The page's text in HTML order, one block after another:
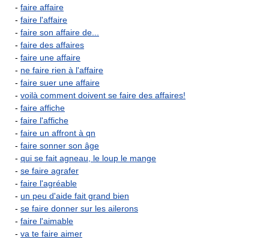
- faire affaire
- faire l'affaire
- faire son affaire de...
- faire des affaires
- faire une affaire
- ne faire rien à l'affaire
- faire suer une affaire
- voilà comment doivent se faire des affaires!
- faire affiche
- faire l'affiche
- faire un affront à qn
- faire sonner son âge
- qui se fait agneau, le loup le mange
- se faire agrafer
- faire l'agréable
- un peu d'aide fait grand bien
- se faire donner sur les ailerons
- faire l'aimable
- va te faire aimer